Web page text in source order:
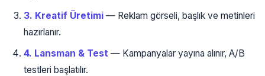
3. Kreatif Üretimi — Reklam görseli, başlık ve metinleri
hazırlanır.
4. Lansman & Test — Kampanyalar yayına alınır, A/B
testleri başlatılır.